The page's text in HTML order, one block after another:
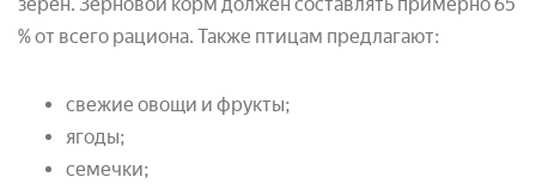
% от всего рациона. Также птицам предлагают:
свежие овощи и фрукты;
ягоды;
семечки;